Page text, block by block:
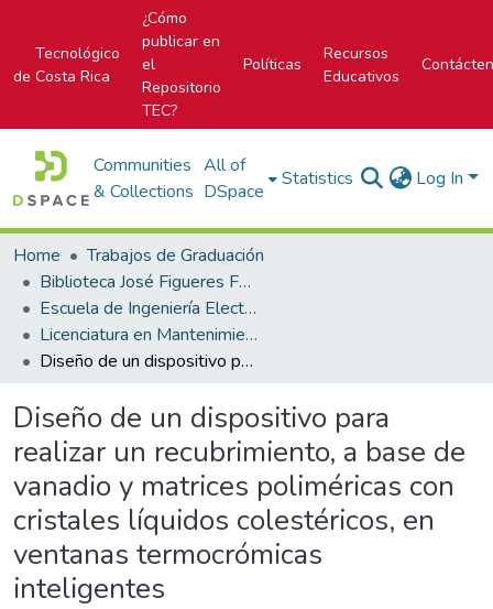
Tecnológico
de Costa Rica
¿Cómo
publicar en
el
Repositorio
TEC?
Políticas
Recursos
Educativos
Communities
& Collections
All of
DSpace
Statistics Log In
Home
Trabajos de Graduación
Biblioteca José Figueres Ferrer
Escuela de Ingeniería Electromecánica
Licenciatura en Mantenimiento Industrial
Diseño de un dispositivo para realizar un recubrimiento, a base de vanadio y matrices poliméricas con cristales líquidos colestéricos, en ventanas termocrómicas inteligentes
Diseño de un dispositivo para
realizar un recubrimiento, a base de
vanadio y matrices poliméricas con
cristales líquidos colestéricos, en
ventanas termocrómicas
inteligentes